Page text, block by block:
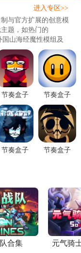
与官方扩展的创意模
题，如热门的
国山海经魔性模组及
进入专区>>
节奏盒子
模组
最新版
安卓
版
节奏盒子
Unusbox
Reboot模组
v0.5.7 安卓
版
节奏盒子
节奏盒子
版
合集 元气骑